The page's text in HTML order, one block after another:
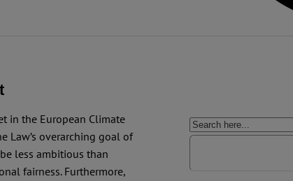
in the European Climate
Law’s overarching goal of
less ambitious than
fairness. Furthermore,